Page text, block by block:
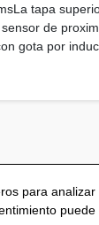
tapa
de
gota por
para